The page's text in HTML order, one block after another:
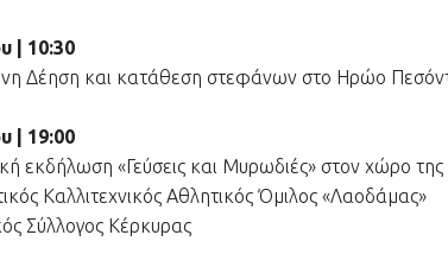
| 10:30
Δέηση και κατάθεση στεφάνων στο Ηρώο
| 19:00
εκδήλωση «Γεύσεις και Μυρωδιές» στον χώρο
Καλλιτεχνικός Αθλητικός Όμιλος «Λαοδάμας»
Σύλλογος Κέρκυρας